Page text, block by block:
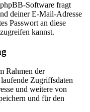
Software fragt
deiner E-Mail-Adresse
Passwort an diese
kannst.
Rahmen der
Zugriffsdaten
und weitere von
und für den